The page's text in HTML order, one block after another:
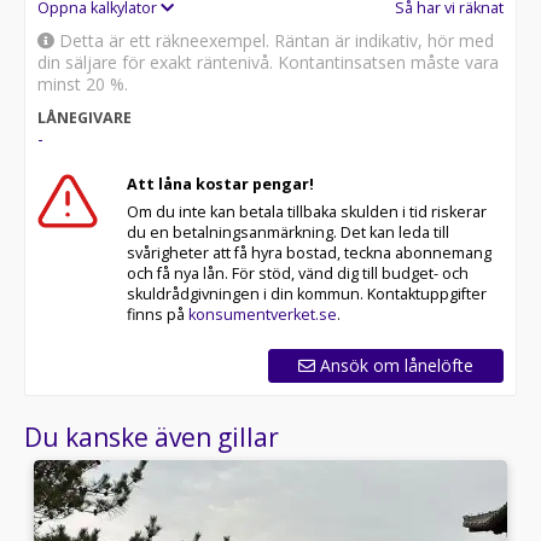
Öppna kalkylator Så har vi räknat
Detta är ett räkneexempel. Räntan är indikativ, hör med
din säljare för exakt räntenivå. Kontantinsatsen måste vara
minst 20 %.
LÅNEGIVARE
-
Att låna kostar pengar!
Om du inte kan betala tillbaka skulden i tid riskerar
du en betalningsanmärkning. Det kan leda till
svårigheter att få hyra bostad, teckna abonnemang
och få nya lån. För stöd, vänd dig till budget- och
skuldrådgivningen i din kommun. Kontaktuppgifter
finns på konsumentverket.se.
Ansök om lånelöfte
Du kanske även gillar